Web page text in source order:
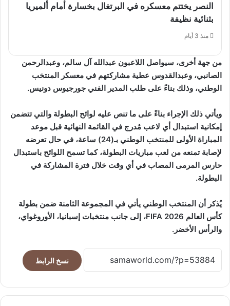
النصر يختتم معسكره في البرتغال بخسارة أمام ألميريا
بثنائية نظيفة
منذ 3 أيام
من جهة أخرى، سيواصل اللاعبون عبدالله آل سالم، وعبدالرحمن
الصانبي، وعبدالقدوس عطية مشاركتهم في معسكر المنتخب
الوطني، وذلك بناءً على طلب المدير الفني جورجيوس دونيس.
ويأتي ذلك الإجراء بناءً على ما تنص عليه لوائح البطولة والتي تتضمن
إمكانية استبدال أي لاعب مُدرج في القائمة النهائية قبل موعد
المباراة الأولى للمنتخب الوطني بـ(24) ساعة، في حال تعرضه
لإصابة تمنعه من لعب مباريات البطولة، كما تسمح اللوائح باستبدال
حارس المرمى المصاب في أي وقت خلال فترة المشاركة في
البطولة.
يُذكر أن المنتخب الوطني يأتي في المجموعة الثامنة ضمن بطولة
كأس العالم FIFA 2026، إلى جانب منتخبات إسبانيا، الأوروغواي،
والرأس الأخضر.
نسخ الرابط